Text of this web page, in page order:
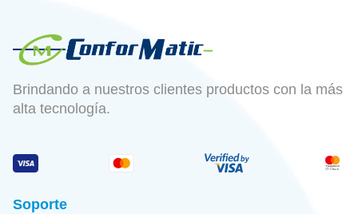
Brindando a nuestros clientes productos con la más
alta tecnología.
Soporte